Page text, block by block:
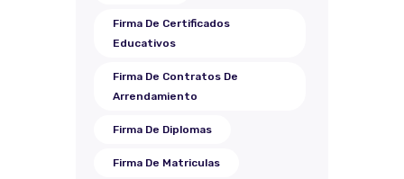
Firma De Certificados
Educativos
Firma De Contratos De
Arrendamiento
Firma De Diplomas
Firma De Matriculas